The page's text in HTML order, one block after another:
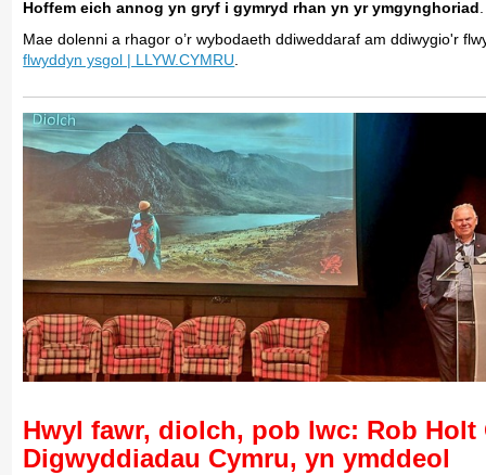
Hoffem eich annog yn gryf i gymryd rhan yn yr ymgynghoriad
Mae dolenni a rhagor o’r wybodaeth ddiweddaraf am ddiwygio'r
flwyddyn ysgol | LLYW.CYMRU
Hwyl fawr, diolch, pob lwc: Rob Holt
Digwyddiadau Cymru, yn ymddeol